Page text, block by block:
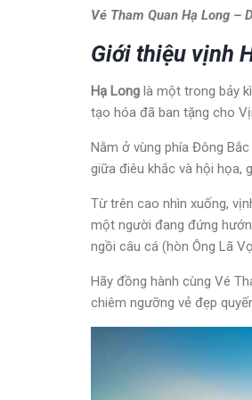
Vé Tham Quan Hạ Long –
Giới thiệu vịnh
Hạ Long là một trong bảy
tạo hóa đã ban tặng cho
Nằm ở vùng phía Đông
giữa điêu khắc và hội họa,
Từ trên cao nhìn xuống,
một người đang đứng
ngồi câu cá (hòn Ông Lã
Hãy đồng hành cùng Vé
chiêm ngưỡng vẻ đẹp